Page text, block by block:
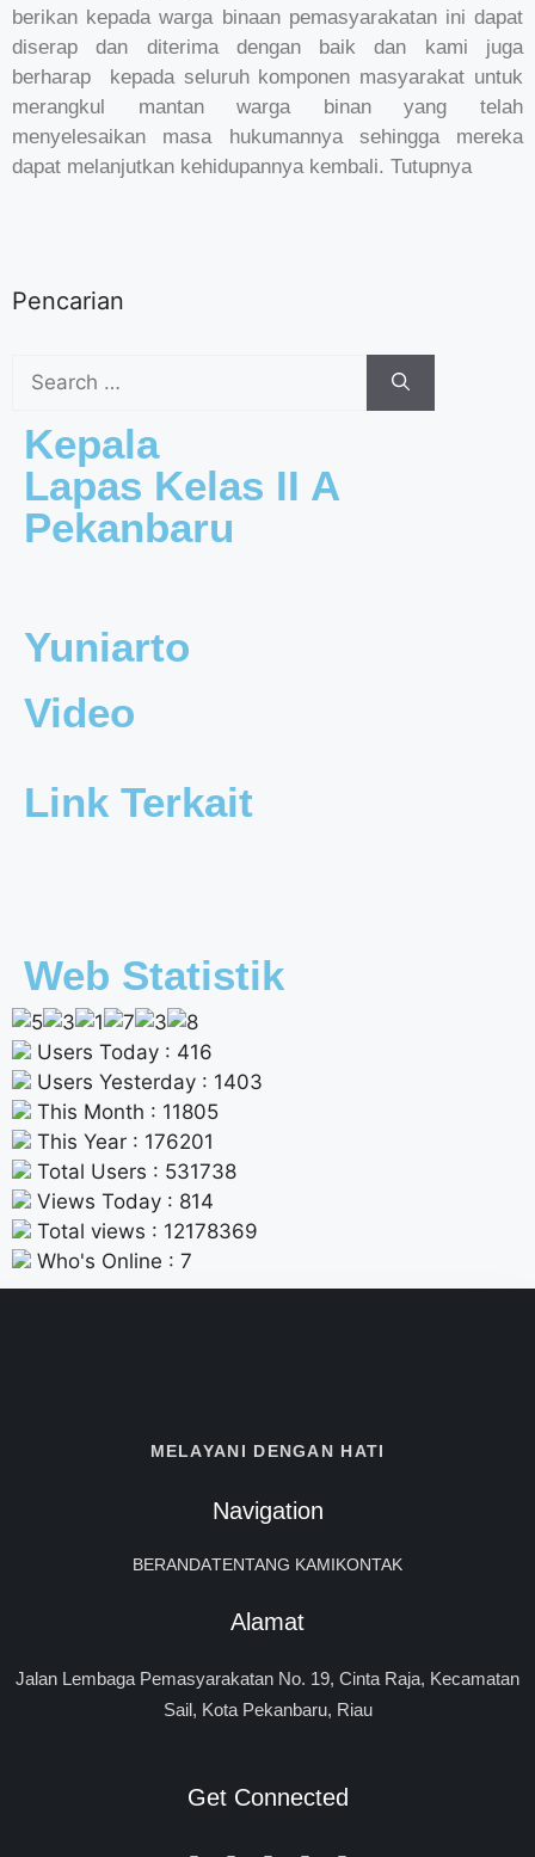
berikan kepada warga binaan pemasyarakatan ini dapat
diserap dan diterima dengan baik dan kami juga
berharap kepada seluruh komponen masyarakat untuk
merangkul mantan warga binan yang telah
menyelesaikan masa hukumannya sehingga mereka
dapat melanjutkan kehidupannya kembali. Tutupnya
Pencarian
Kepala
Lapas Kelas II A
Pekanbaru
Yuniarto
Video
Link Terkait
Web Statistik
Users Today : 416
Users Yesterday : 1403
This Month : 11805
This Year : 176201
Total Users : 531738
Views Today : 814
Total views : 12178369
Who's Online : 7
MELAYANI DENGAN HATI
Navigation
BERANDATENTANG KAMIKONTAK
Alamat
Jalan Lembaga Pemasyarakatan No. 19, Cinta Raja, Kecamatan
Sail, Kota Pekanbaru, Riau
Get Connected